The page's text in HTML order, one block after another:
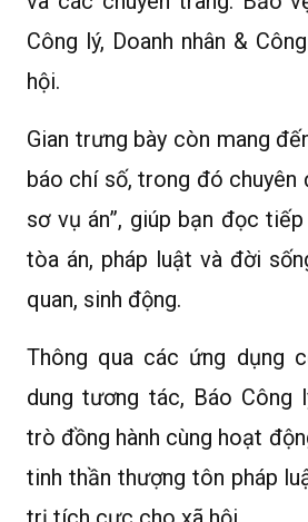
Công lý, Doanh nhân &
hội.
Gian trưng bày còn mang
báo chí số, trong đó chuyên
sơ vụ án”, giúp bạn đọc
tòa án, pháp luật và đời
quan, sinh động.
Thông qua các ứng dụng
dung tương tác, Báo Công
trò đồng hành cùng hoạt
tinh thần thượng tôn pháp